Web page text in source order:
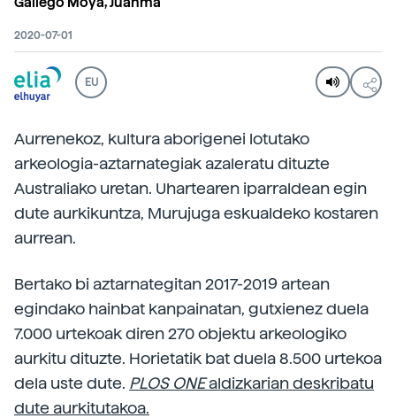
2020-07-01
EU
Aurrenekoz, kultura aborigenei lotutako
arkeologia-aztarnategiak azaleratu dituzte
Australiako uretan. Uhartearen iparraldean egin
dute aurkikuntza, Murujuga eskualdeko kostaren
aurrean.
Bertako bi aztarnategitan 2017-2019 artean
egindako hainbat kanpainatan, gutxienez duela
7.000 urtekoak diren 270 objektu arkeologiko
aurkitu dituzte. Horietatik bat duela 8.500 urtekoa
dela uste dute. PLOS ONEaldizkarian deskribatu
dute aurkitutakoa.